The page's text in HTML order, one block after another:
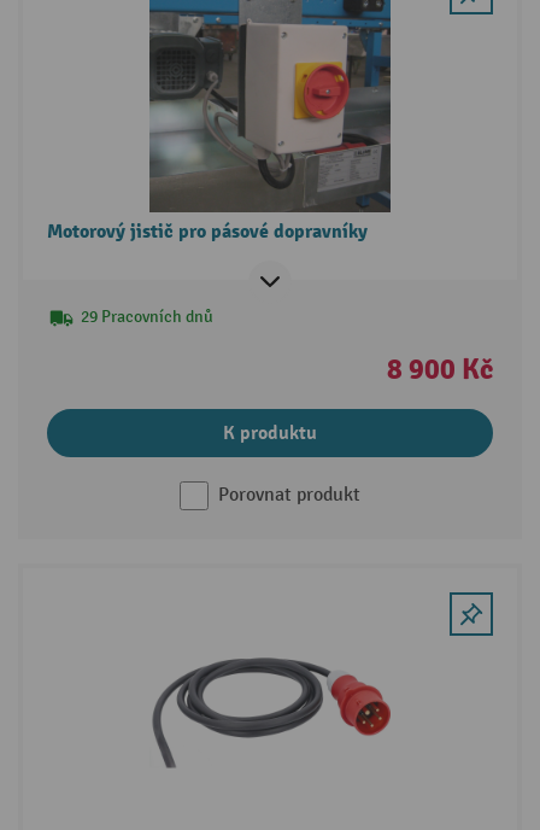
Motorový jistič pro pásové dopravníky
29 Pracovních dnů
8 900 Kč
K produktu
Porovnat produkt